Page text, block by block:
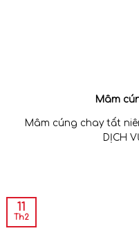
Mâm
Mâm cúng chay tất
DỊCH
11
Th2